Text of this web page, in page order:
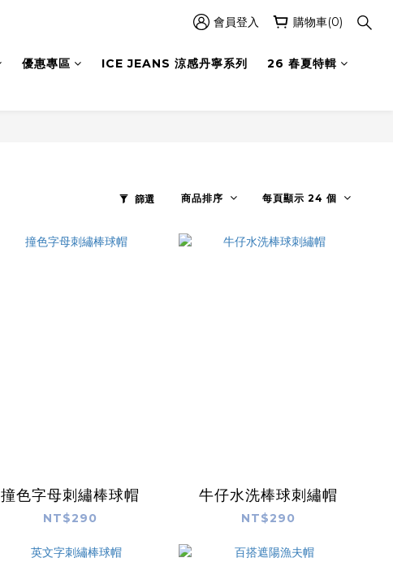
會員登入 購物車(0)
優惠專區 ICE JEANS 涼感丹寧系列 26 春夏特輯
篩選 商品排序 每頁顯示 24 個
撞色字母刺繡棒球帽
NT$290
牛仔水洗棒球刺繡帽
NT$290